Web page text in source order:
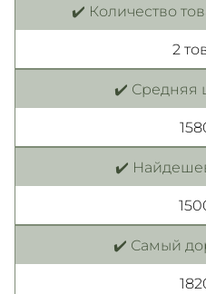
✔️ Количество
2
✔️ Средняя
✔️
✔️ Самый